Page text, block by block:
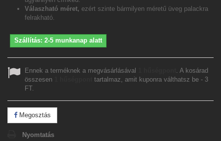
Válaszható méret, ezért szinte bármilyen méretű üveg palackra
felrakható.
Szállítás: 2-5 munkanap alatt
Ennek a terméknek a megvásárlásával
. A kosárad
összesen
tartalmaz, amit kuponra válthatsz be - 3
FT.
Megosztás
Nyomtatás